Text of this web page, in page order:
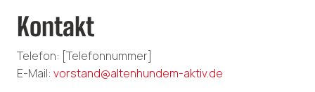
Kontakt
Telefon: [Telefonnummer]
E-Mail: vorstand@altenhundem-aktiv.de